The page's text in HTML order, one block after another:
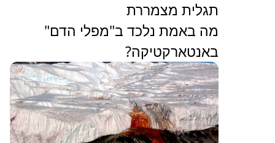
תגלית מצמררת
מה באמת נלכד ב"מפלי הדם"
באנטארקטיקה?